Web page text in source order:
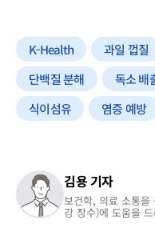
K-Health 과일 껍질
단백질 분해
독소 배
식이섬유
염증 예방
김용 기자
보건학, 의료 소통을
강 장수)에 도움을